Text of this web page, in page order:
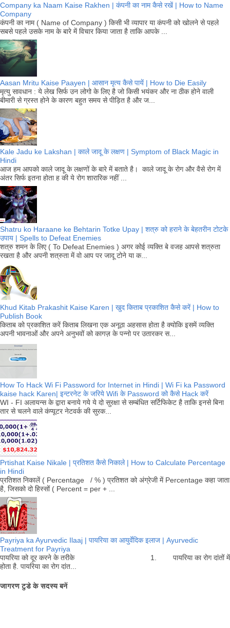
Company ka Naam Kaise Rakhen | कंपनी का नाम कैसे रखें | How to Name
Company
कंपनी का नाम ( Name of Company ) किसी भी व्यापार या कंपनी को खोलने से पहले
सबसे पहले उसके नाम के बारे में विचार किया जाता है ताकि आपके ...
Aasan Mritu Kaise Paayen | आसान मृत्य कैसे पायें | How to Die Easily
मृत्यु सावधान : ये लेख सिर्फ उन लोगो के लिए है जो किसी भयंकर और ना ठीक होने वाली
बीमारी से ग्रस्त होने के कारण बहुत समय से पीड़ित है और ज...
Kale Jadu ke Lakshan | काले जादू के लक्षण | Symptom of Black Magic in
Hindi
आज हम आपको काले जादू के लक्षणों के बारे में बताते है। काले जादू के रोग और वैसे रोग में
अंतर सिर्फ इतना होता ह की ये रोग शारारिक नहीं ...
Shatru ko Haraane ke Behtarin Totke Upay | शत्रु को हराने के बेहतरीन टोटके
उपाय | Spells to Defeat Enemies
शत्रु शमन के लिए ( To Defeat Enemies ) अगर कोई व्यक्ति बे वजह आपसे शत्रुता
रखता है और अपनी शत्रुता में वो आप पर जादू टोने या क...
Khud Kitab Prakashit Kaise Karen | खुद किताब प्रकाशित कैसे करें | How to
Publish Book
किताब को प्रकाशित करें किताब लिखना एक अनूठा अहसास होता है क्योकि इसमें व्यक्ति
अपनी भावनाओं और अपने अनुभवों को कागज़ के पन्नो पर उतारकर स...
How To Hack Wi Fi Password for Internet in Hindi | Wi Fi ka Password
kaise hack Karen| इन्टरनेट के जरिये Wifi के Password को कैसे Hack करें
WI - FI अलायन्स के द्वारा बनाये गये ये दो सुरक्षा से सम्बंधित सर्टिफिकेट है ताकि इनसे बिना
तार से चलने वाले कंप्यूटर नेटवर्क की सुरक...
Prtishat Kaise Nikale | प्रतिशत कैसे निकाले | How to Calculate Percentage
in Hindi
प्रतिशत निकालें ( Percentage / % ) प्रतिशत को अंग्रेजी में Percentage कहा जाता
है, जिसको दो हिस्सों ( Percent = per + ...
Payriya ka Ayurvedic Ilaaj | पायरिया का आयुर्वेदिक इलाज | Ayurvedic
Treatment for Payriya
पायरिया को दूर करने के तरीके 1. पायरिया का रोग दांतों में
होता है. पायरिया का रोग दांत...
जागरण टुडे के सदस्य बनें